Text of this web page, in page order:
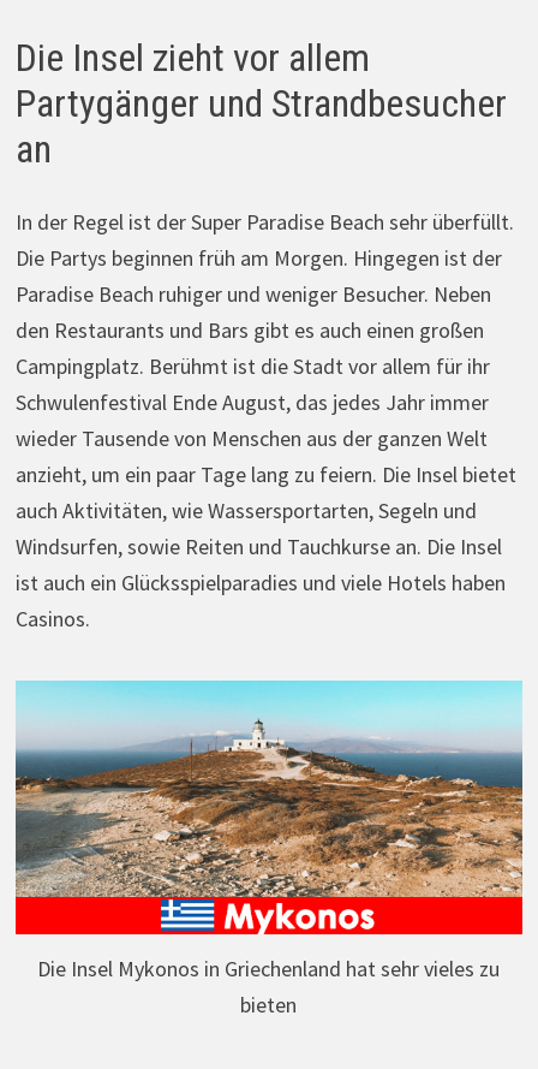
Die Insel zieht vor allem
Partygänger und Strandbesucher
an
In der Regel ist der Super Paradise Beach sehr überfüllt.
Die Partys beginnen früh am Morgen. Hingegen ist der
Paradise Beach ruhiger und weniger Besucher. Neben
den Restaurants und Bars gibt es auch einen großen
Campingplatz. Berühmt ist die Stadt vor allem für ihr
Schwulenfestival Ende August, das jedes Jahr immer
wieder Tausende von Menschen aus der ganzen Welt
anzieht, um ein paar Tage lang zu feiern. Die Insel bietet
auch Aktivitäten, wie Wassersportarten, Segeln und
Windsurfen, sowie Reiten und Tauchkurse an. Die Insel
ist auch ein Glücksspielparadies und viele Hotels haben
Casinos.
Die Insel Mykonos in Griechenland hat sehr vieles zu
bieten